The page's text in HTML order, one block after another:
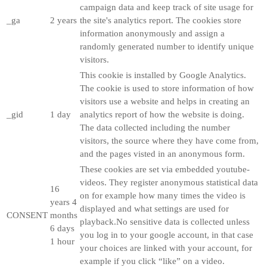
_ga 2 years
campaign data and keep track of site usage for
the site's analytics report. The cookies store
information anonymously and assign a
randomly generated number to identify unique
visitors.
_gid 1 day
This cookie is installed by Google Analytics.
The cookie is used to store information of how
visitors use a website and helps in creating an
analytics report of how the website is doing.
The data collected including the number
visitors, the source where they have come from,
and the pages visted in an anonymous form.
CONSENT
16
years 4
months
6 days
1 hour
These cookies are set via embedded youtube-
videos. They register anonymous statistical data
on for example how many times the video is
displayed and what settings are used for
playback.No sensitive data is collected unless
you log in to your google account, in that case
your choices are linked with your account, for
example if you click “like” on a video.